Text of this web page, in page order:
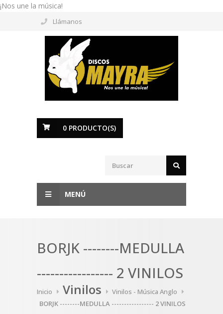
¡Nos une la música!
Llámanos
0 PRODUCTO(S)
MENÚ
BORJK --------MEDULLA
----------------- 2 VINILOS
Inicio Vinilos
Vinilos - Música Anglo
BORJK --------MEDULLA ----------------- 2 VINILOS